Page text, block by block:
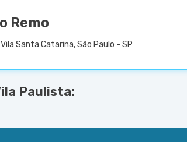
Remo
Santa Catarina, São Paulo - SP
Paulista: